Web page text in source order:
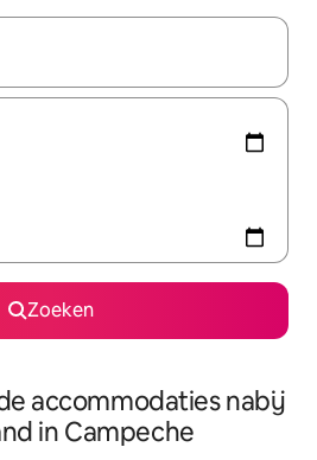
beschikbaar zijn, maak je een keuze
Zoeken
accommodaties nabij
in Campeche